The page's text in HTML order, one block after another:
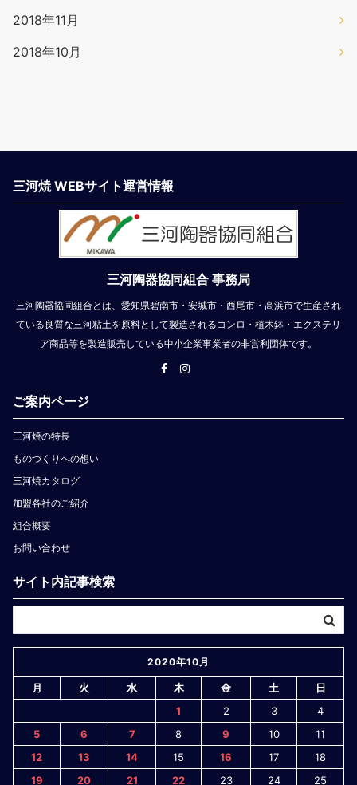
2018年11月
2018年10月
三河焼 WEBサイト運営情報
三河陶器協同組合 事務局
三河陶器協同組合とは、愛知県碧南市・安城市・西尾市・高浜市で生産され
ている良質な三河粘土を原料として製造されるコンロ・植木鉢・エクステリ
ア商品等を製造販売している中小企業事業者の非営利団体です。
ご案内ページ
三河焼の特長
ものづくりへの想い
三河焼カタログ
加盟各社のご紹介
組合概要
お問い合わせ
サイト内記事検索
2020年10月
月 火 水 木 金 土
日
1
2 3
4
5
6 7 8 9 10
11
12
13 14 15 16 17
18
19
20 21 22 23 24 25